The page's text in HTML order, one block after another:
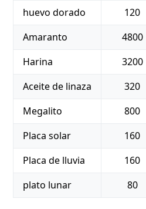
huevo dorado
120
Amaranto
4800
Harina
3200
Aceite de linaza
320
Megalito
800
Placa solar
160
Placa de lluvia
160
plato lunar
80